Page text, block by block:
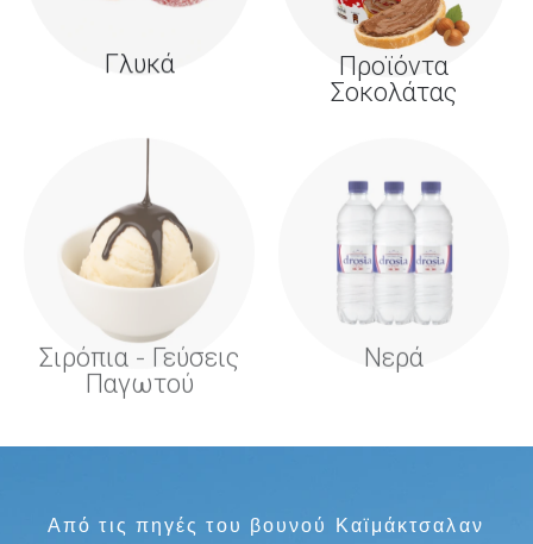
Γλυκά
Προϊόντα
Σοκολάτας
Σιρόπια - Γεύσεις
Παγωτού
Νερά
Από τις πηγές του βουνού Καϊμάκτσαλαν